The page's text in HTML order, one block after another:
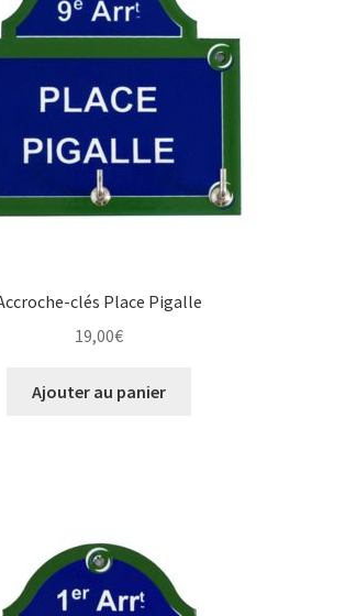
clés Place Pigalle
19,00€
Ajouter au panier